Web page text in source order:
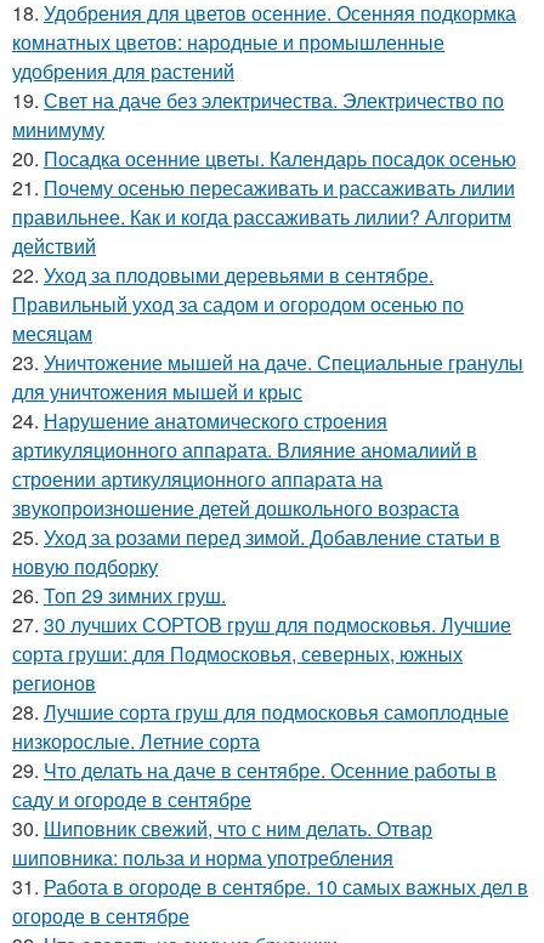
18. Удобрения для цветов осенние. Осенняя подкормка
комнатных цветов: народные и промышленные
удобрения для растений
19. Свет на даче без электричества. Электричество по
минимуму
20. Посадка осенние цветы. Календарь посадок осенью
21. Почему осенью пересаживать и рассаживать лилии
правильнее. Как и когда рассаживать лилии? Алгоритм
действий
22. Уход за плодовыми деревьями в сентябре.
Правильный уход за садом и огородом осенью по
месяцам
23. Уничтожение мышей на даче. Специальные гранулы
для уничтожения мышей и крыс
24. Нарушение анатомического строения
артикуляционного аппарата. Влияние аномалиий в
строении артикуляционного аппарата на
звукопроизношение детей дошкольного возраста
25. Уход за розами перед зимой. Добавление статьи в
новую подборку
26. Топ 29 зимних груш.
27. 30 лучших СОРТОВ груш для подмосковья. Лучшие
сорта груши: для Подмосковья, северных, южных
регионов
28. Лучшие сорта груш для подмосковья самоплодные
низкорослые. Летние сорта
29. Что делать на даче в сентябре. Осенние работы в
саду и огороде в сентябре
30. Шиповник свежий, что с ним делать. Отвар
шиповника: польза и норма употребления
31. Работа в огороде в сентябре. 10 самых важных дел в
огороде в сентябре